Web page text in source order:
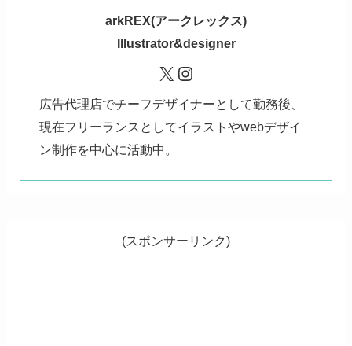
arkREX(アークレックス)
Illustrator&designer
X Instagram
広告代理店でチーフデザイナーとして勤務後、
現在フリーランスとしてイラストやwebデザイ
ン制作を中心に活動中。
(スポンサーリンク)